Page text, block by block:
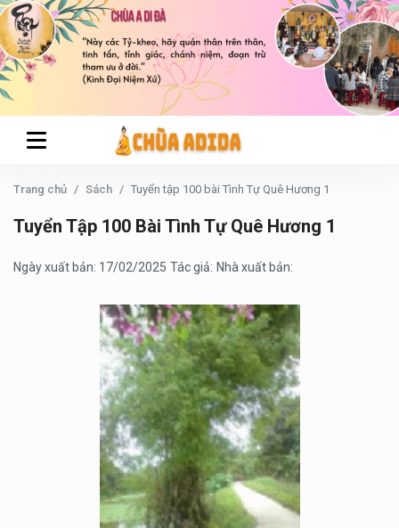
Trang chủ Sách Tuyển tập 100 bài Tình Tự Quê Hương 1
Tuyển Tập 100 Bài Tình Tự Quê Hương 1
Ngày xuất bản: 17/02/2025 Tác giả: Nhà xuất bản: